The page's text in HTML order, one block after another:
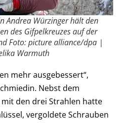
Andrea Würzinger hält den
des Gifpelkreuzes auf der
Foto: picture alliance/dpa |
Warmuth
mehr ausgebessert“,
Nebst dem
den drei Strahlen hatte
vergoldete Schrauben